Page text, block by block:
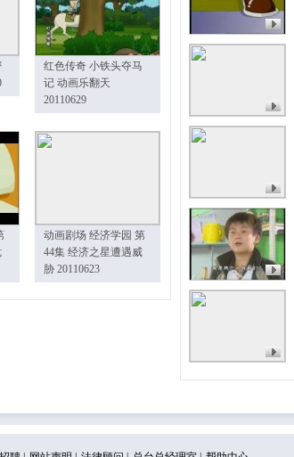
红色传奇 小铁头夺马
记 动画乐翻天
20110629
动画剧场 经济学园 第
44集 经济之星遭遇威
胁 20110623